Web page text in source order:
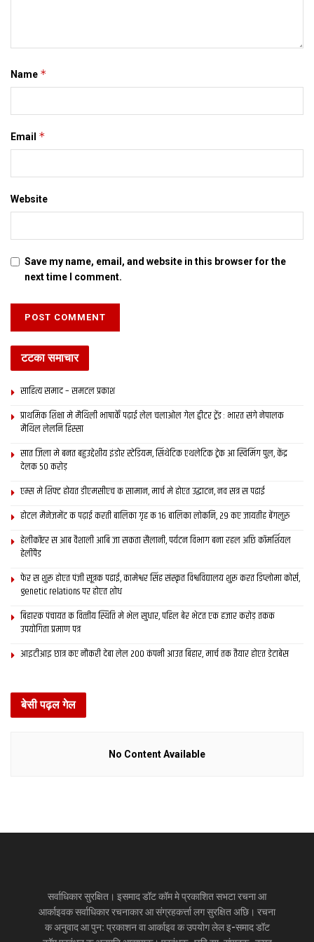
Name *
Email *
Website
Save my name, email, and website in this browser for the
next time I comment.
टटका समाचार
साहित्य समाद – समटल प्रकाश
प्राथमिक शि‍क्षा मे मैथि‍ली भाषाकेँ पढ़ाई लेल चलाओल गेल ट्वीटर ट्रेंड : भारत संगे नेपालक
मैथिल लेलनि हिस्सा
सात जिला मे बनत बहुउद्देशीय इंडोर स्‍टेडि‍यम, सिंथेटिक एथलेटिक ट्रेक आ स्विमिंग पुल, केंद्र
देलक 50 करोड़
एम्स मे शिफ्ट होयत डीएमसीएच क सामान, मार्च मे होएत उद्घाटन, नव सत्र स पढाई
होटल मैनेजमेंट क पढ़ाई करती बालिका गृह क 16 बालिका लोकनि, 29 कए जायतीह बेंगलुरु
हेलीकॉप्टर स आब वैशाली आबि जा सकता सैलानी, पर्यटन विभाग बना रहल अछि कॉमर्शियल
हेलीपैड
फेर स शुरू होएत पंजी सूत्रक पढाई, कामेश्वर सिंह संस्कृत विश्वविद्यालय शुरू करत डिप्लोमा कोर्स,
genetic relations पर होएत शोध
बिहारक पंचायत क वित्‍तीय स्थिति मे भेल सुधार, पहिल बेर भेटत एक हजार करोड़ तकक
उपयोगिता प्रमाण पत्र
आइटीआइ छात्र कए नौकरी देबा लेल 200 कंपनी आउत बिहार, मार्च तक तैयार होएत डेटाबेस
बेसी पढ़ल गेल
No Content Available
सर्वाधिकार सुरक्षित। इसमाद डॉट कॉम मे प्रकाशित सभटा रचना आ
आर्काइवक सर्वाधिकार रचनाकार आ संग्रहकर्त्ता लग सुरक्षित अछि। रचना
क अनुवाद आ पुन: प्रकाशन वा आर्काइव क उपयोग लेल इ-समाद डॉट